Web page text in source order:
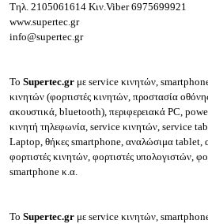
Τηλ. 2105061614 Κιν.Viber6975699921
www.supertec.gr
info@supertec.gr
Το Supertec.gr με service κινητών,
κινητών (φορτιστές κινητών, προστασία
ακουστικά, bluetooth), περιφερειακά PC, p
κινητή τηλεφωνία, service κινητών, service
Laptop, θήκες smartphone, αναλώσιμα tablet,
φορτιστές κινητών, φορτιστές υπολογιστών, φ
smartphone κ.α.
Το Supertec.gr με service κινητών,